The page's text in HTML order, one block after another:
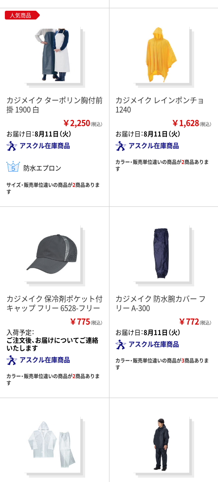
人気商品
カジメイク ターポリン胸付前
掛 1900 白
￥2,250（税込）
お届け日：8月11日（火）
アスクル在庫商品
防水エプロン
サイズ・販売単位違いの商品が2商品ありま
す
カジメイク レインポンチョ
1240
￥1,628（税込）
お届け日：8月11日（火）
アスクル在庫商品
カラー・販売単位違いの商品が2商品ありま
す
カジメイク 保冷剤ポケット付
キャップ フリー 6528-フリー
￥775（税込）
入荷予定：
ご注文後、お届けについてご連絡
いたします
アスクル在庫商品
カラー・販売単位違いの商品が2商品ありま
す
カジメイク 防水腕カバー フ
リー A-300
￥772（税込）
お届け日：8月11日（火）
アスクル在庫商品
カラー・販売単位違いの商品が3商品ありま
す